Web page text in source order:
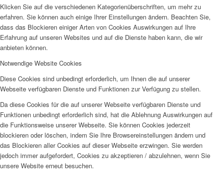
Klicken Sie auf die verschiedenen Kategorienüberschriften, um mehr zu
erfahren. Sie können auch einige Ihrer Einstellungen ändern. Beachten Sie,
dass das Blockieren einiger Arten von Cookies Auswirkungen auf Ihre
Erfahrung auf unseren Websites und auf die Dienste haben kann, die wir
anbieten können.
Notwendige Website Cookies
Diese Cookies sind unbedingt erforderlich, um Ihnen die auf unserer
Webseite verfügbaren Dienste und Funktionen zur Verfügung zu stellen.
Da diese Cookies für die auf unserer Webseite verfügbaren Dienste und
Funktionen unbedingt erforderlich sind, hat die Ablehnung Auswirkungen auf
die Funktionsweise unserer Webseite. Sie können Cookies jederzeit
blockieren oder löschen, indem Sie Ihre Browsereinstellungen ändern und
das Blockieren aller Cookies auf dieser Webseite erzwingen. Sie werden
jedoch immer aufgefordert, Cookies zu akzeptieren / abzulehnen, wenn Sie
unsere Website erneut besuchen.